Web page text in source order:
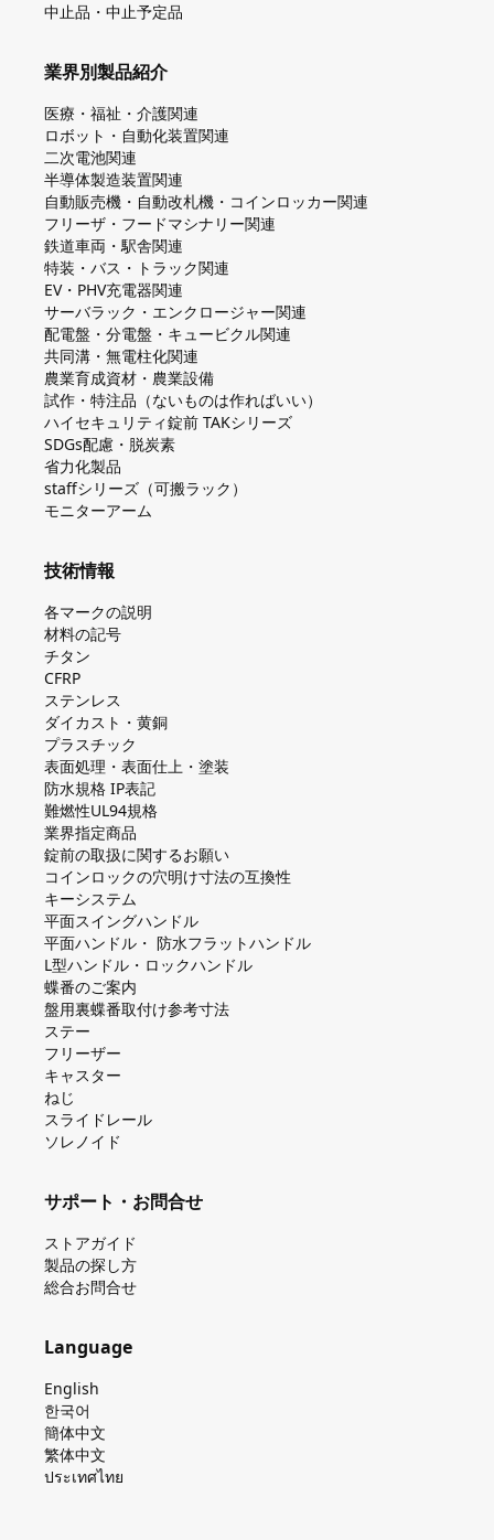
中止品・中止予定品
業界別製品紹介
医療・福祉・介護関連
ロボット・自動化装置関連
二次電池関連
半導体製造装置関連
自動販売機・自動改札機・コインロッカー関連
フリーザ・フードマシナリー関連
鉄道車両・駅舎関連
特装・バス・トラック関連
EV・PHV充電器関連
サーバラック・エンクロージャー関連
配電盤・分電盤・キュービクル関連
共同溝・無電柱化関連
農業育成資材・農業設備
試作・特注品（ないものは作ればいい）
ハイセキュリティ錠前 TAKシリーズ
SDGs配慮・脱炭素
省力化製品
staffシリーズ（可搬ラック）
モニターアーム
技術情報
各マークの説明
材料の記号
チタン
CFRP
ステンレス
ダイカスト・⻩銅
プラスチック
表面処理・表面仕上・塗装
防⽔規格 IP表記
難燃性UL94規格
業界指定商品
錠前の取扱に関するお願い
コインロックの⽳明け⼨法の互換性
キーシステム
平⾯スイングハンドル
平⾯ハンドル・ 防⽔フラットハンドル
L型ハンドル・ロックハンドル
蝶番のご案内
盤⽤裏蝶番取付け参考⼨法
ステー
フリーザー
キャスター
ねじ
スライドレール
ソレノイド
サポート・お問合せ
ストアガイド
製品の探し⽅
総合お問合せ
Language
English
한국어
簡体中文
繁体中文
ประเทศไทย